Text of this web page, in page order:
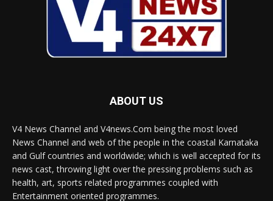
ABOUT US
V4 News Channel and V4news.Com being the most loved
News Channel and web of the people in the coastal Karnataka
and Gulf countries and worldwide; which is well accepted for its
news cast, throwing light over the pressing problems such as
health, art, sports related programmes coupled with
Entertainment oriented programmes.